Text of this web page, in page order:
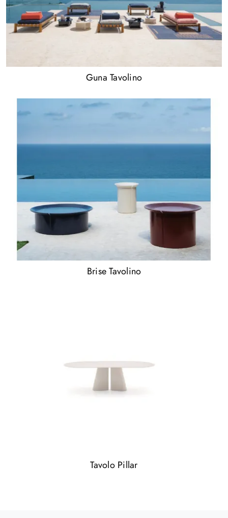
Guna Tavolino
Brise Tavolino
Tavolo Pillar